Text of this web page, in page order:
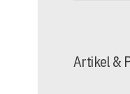
Artikel &